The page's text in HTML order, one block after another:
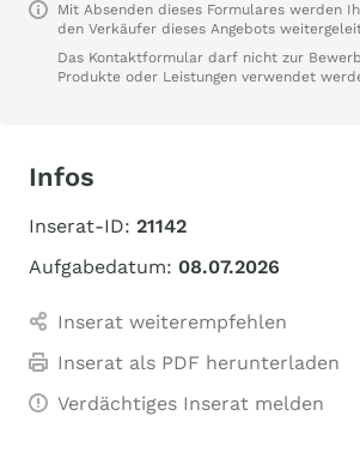
Mit Absenden dieses Formulares werden
den Verkäufer dieses Angebots
Das Kontaktformular darf nicht zur
Produkte oder Leistungen verwendet
Infos
Inserat-ID: 21142
Aufgabedatum: 08.07.2026
Inserat weiterempfehlen
Inserat als PDF herunterladen
Verdächtiges Inserat melden